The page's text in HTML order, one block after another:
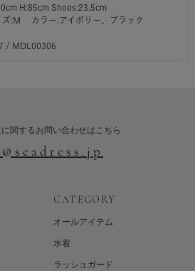
H:85cm Shoes:23.5cm
ズ:M カラー:アイボリー、ブラック
/ MDL00306
関するお問い合わせはこちら
CATEGORY
オールアイテム
水着
ラッシュガード